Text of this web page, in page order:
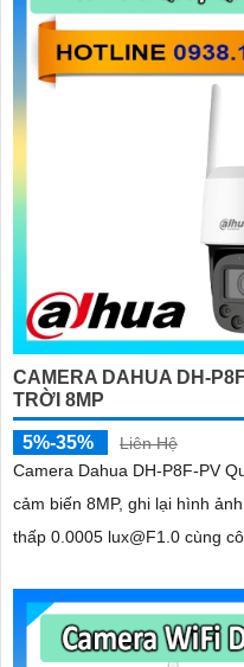
CAMERA DAHUA DH-
TRỜI 8MP
5%-35%
Liên Hệ
Camera Dahua DH-P8F-PV
cảm biến 8MP, ghi lại hình ảnh 3840 ×
thấp 0.0005 lux@F1.0 cùng